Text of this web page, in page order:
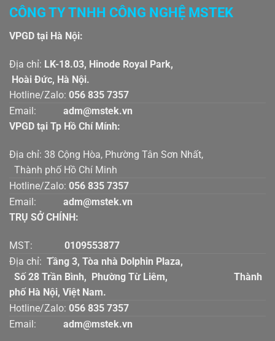
CÔNG TY TNHH CÔNG NGHỆ MSTEK
VPGD tại Hà Nội:
Địa chỉ: LK-18.03, Hinode Royal Park,
Hoài Đức, Hà Nội.
Hotline/Zalo: 056 835 7357
Email:
adm@mstek.vn
VPGD tại Tp Hồ Chí Mính:
Địa chỉ: 38 Cộng Hòa, Phường Tân Sơn Nhất,
Thành phố Hồ Chí Minh
Hotline/Zalo: 056 835 7357
Email:
adm@mstek.vn
TRỤ SỞ CHÍNH:
MST: 0109553877
Địa chỉ: Tầng 3, Tòa nhà Dolphin Plaza,
Số 28 Trần Bình, Phường Từ Liêm, Thành
phố Hà Nội, Việt Nam.
Hotline/Zalo: 056 835 7357
Email:
adm@mstek.vn